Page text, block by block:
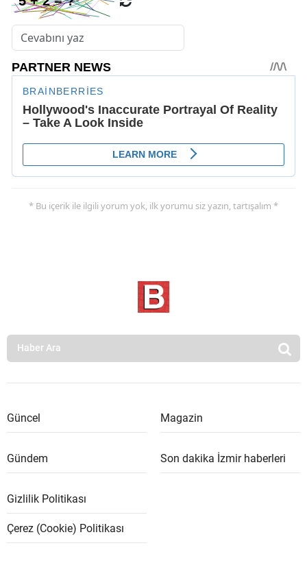
* Bu içerik ile ilgili yorum yok, ilk yorumu siz yazın, tartışalım *
Güncel Magazin
Gündem Son dakika İzmir haberleri
Gizlilik Politikası
Çerez (Cookie) Politikası